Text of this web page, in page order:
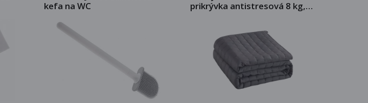
kefa na WC
prikrývka antistresová 8 kg,